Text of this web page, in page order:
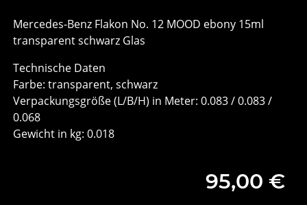
Mercedes-Benz Flakon No. 12 MOOD ebony 15ml
transparent schwarz Glas
Technische Daten
Farbe: transparent, schwarz
Verpackungsgröße (L/B/H) in Meter: 0.083 / 0.083 /
0.068
Gewicht in kg: 0.018
95,00 €